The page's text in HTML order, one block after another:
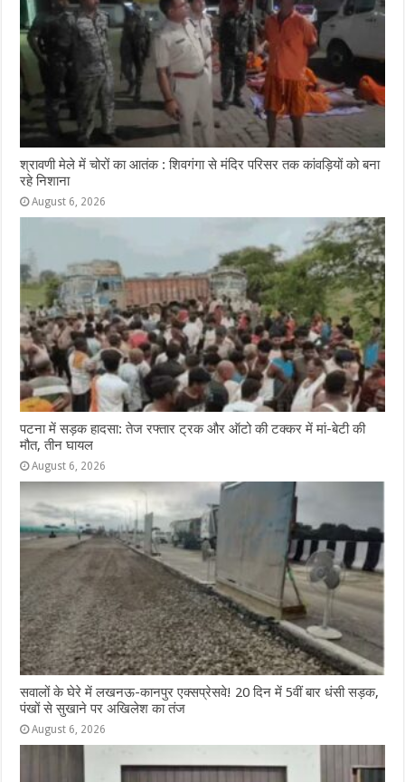
श्रावणी मेले में चोरों का आतंक : शिवगंगा से मंदिर परिसर तक कांवड़ियों को बना
रहे निशाना
August 6, 2026
पटना में सड़क हादसा: तेज रफ्तार ट्रक और ऑटो की टक्कर में मां-बेटी की
मौत, तीन घायल
August 6, 2026
सवालों के घेरे में लखनऊ-कानपुर एक्सप्रेसवे! 20 दिन में 5वीं बार धंसी सड़क,
पंखों से सुखाने पर अखिलेश का तंज
August 6, 2026